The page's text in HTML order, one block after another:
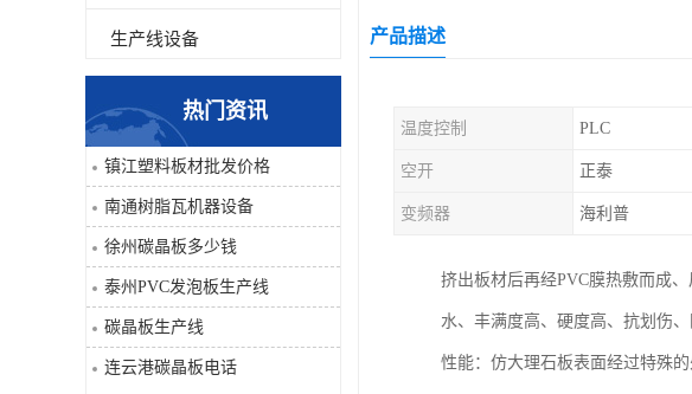
生产线设备
碳晶板生产线
PVC仿大理石板生产线
热门资讯
镇江塑料板材批发价格
南通树脂瓦机器设备
徐州碳晶板多少钱
泰州PVC发泡板生产线
碳晶板生产线
连云港碳晶板电话
产品描述
温度控制 PLC
空开 正泰
变频器 海利普
挤出板材后再经PVC膜热敷而成
水、丰满度高、硬度高、抗划伤、
性能：仿大理石板表面经过特殊